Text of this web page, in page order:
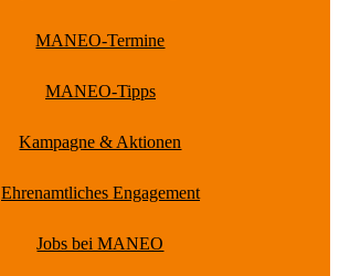
MANEO-Termine
MANEO-Tipps
Kampagne & Aktionen
Ehrenamtliches Engagement
Jobs bei MANEO